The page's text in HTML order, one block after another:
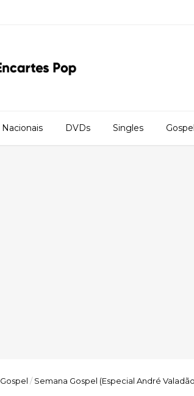
Nacionais DVDs Singles Gospel
Gospel / Semana Gospel (Especial André